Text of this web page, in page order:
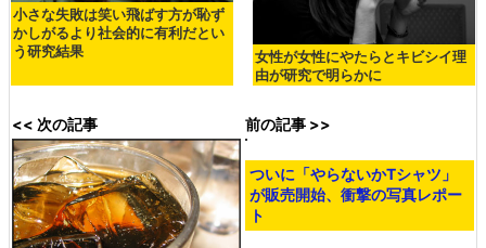
小さな失敗は笑い飛ばす方が恥ず
かしがるより社会的に有利だとい
う研究結果
女性が女性にやたらとキビシイ理
由が研究で明らかに
<< 次の記事 前の記事 >>
ついに「やらないかTシャツ」
が販売開始、衝撃の写真レポー
ト